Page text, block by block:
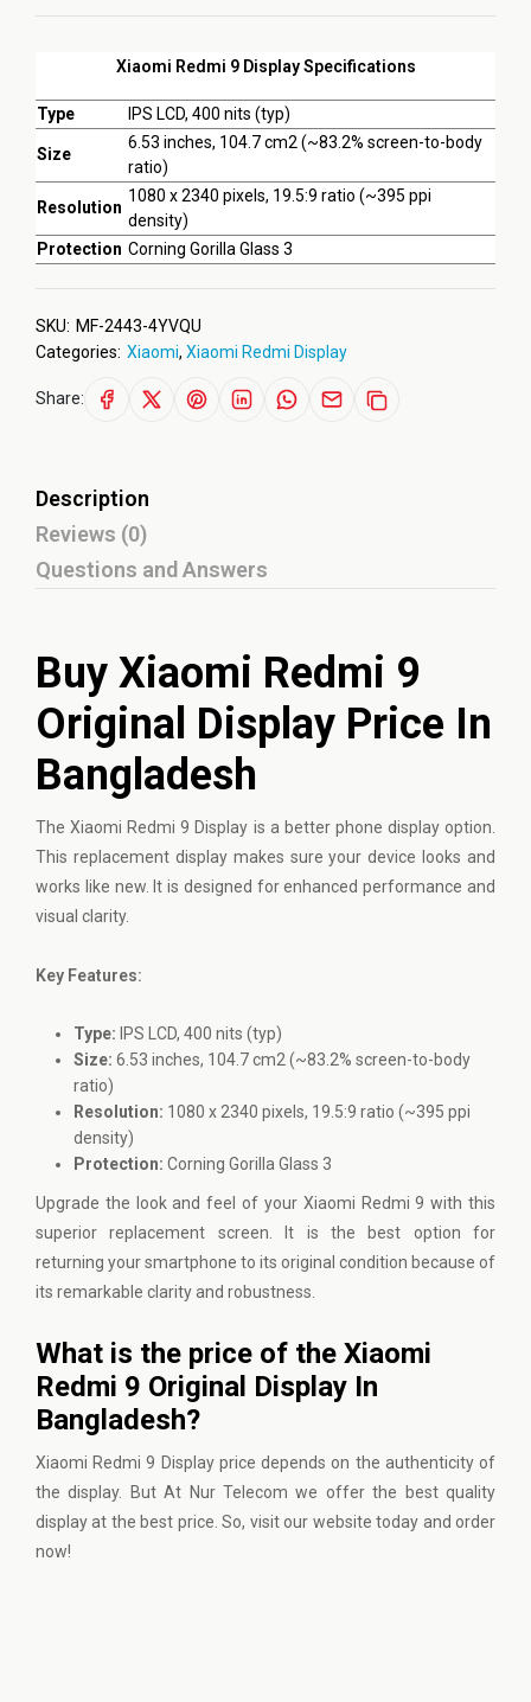
Xiaomi Redmi 9 Display Specifications
Type IPS LCD, 400 nits (typ)
Size
6.53 inches, 104.7 cm2 (~83.2% screen-to-body
ratio)
Resolution
1080 x 2340 pixels, 19.5:9 ratio (~395 ppi
density)
Protection Corning Gorilla Glass 3
SKU: MF-2443-4YVQU
Categories: Xiaomi, Xiaomi Redmi Display
Share:
Description
Reviews (0)
Questions and Answers
Buy Xiaomi Redmi 9
Original Display Price In
Bangladesh
TheXiaomi Redmi 9 Display is a better phone display option.
This replacement display makes sure your device looks and
works like new. It is designed for enhanced performance and
visual clarity.
Key Features:
Type: IPS LCD, 400 nits (typ)
Size: 6.53 inches, 104.7 cm2 (~83.2% screen-to-body
ratio)
Resolution: 1080 x 2340 pixels, 19.5:9 ratio (~395 ppi
density)
Protection: Corning Gorilla Glass 3
Upgrade the look and feel of your Xiaomi Redmi 9 with this
superior replacement screen. It is the best option for
returning your smartphone to its original condition because of
its remarkable clarity and robustness.
What is the price of the Xiaomi
Redmi 9 Original Display In
Bangladesh?
Xiaomi Redmi 9 Display price depends on the authenticity of
the display. But At Nur Telecom we offer the best quality
display at the best price. So, visit our website today and order
now!